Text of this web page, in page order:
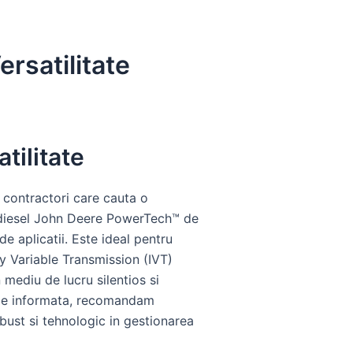
contractori care cauta o
John Deere PowerTech™ de
aplicatii. Este ideal pentru
Transmission (IVT)
de lucru silentios si
informata, recomandam
si tehnologic in gestionarea